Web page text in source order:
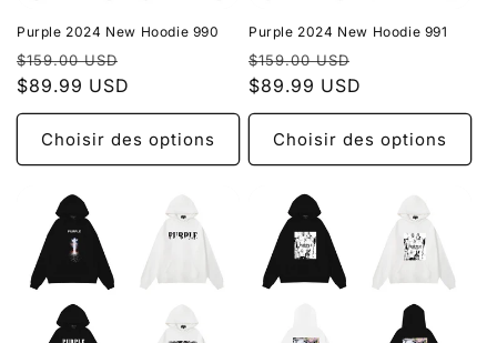
Purple 2024 New Hoodie 990
Prix
habituel
$159.00 USD
promotionnel
$89.99 USD
Choisir des options
Purple 2024 New Hoodie 991
Prix
habituel
$159.00 USD
$89.99 USD
Choisir des options